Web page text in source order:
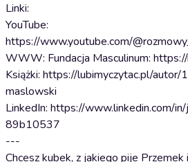
Linki:
YouTube:
https://www.youtube.com/
WWW: Fundacja Masculinum:
Książki: https://lubimyczytac.pl/
maslowski
LinkedIn: https://www.linkedin.com/
89b10537
---
Chcesz kubek, z jakiego pije Przemek